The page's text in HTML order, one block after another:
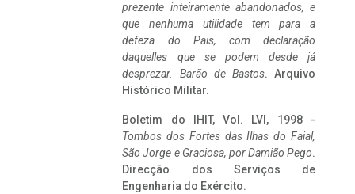
prezente inteiramente abandonados, e
que nenhuma utilidade tem para a
defeza do Pais, com declaração
daquelles que se podem desde já
desprezar. Barão de Bastos. Arquivo
Histórico Militar.
Boletim do IHIT, Vol. LVI, 1998 -
Tombos dos Fortes das Ilhas do Faial,
São Jorge e Graciosa, por Damião Pego.
Direcção dos Serviços de
Engenharia do Exército.